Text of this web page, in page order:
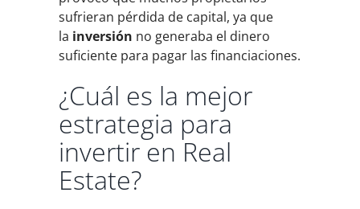
sufrieran pérdida de capital, ya que
la inversión no generaba el dinero
suficiente para pagar las financiaciones.
¿Cuál es la mejor
estrategia para
invertir en Real
Estate?